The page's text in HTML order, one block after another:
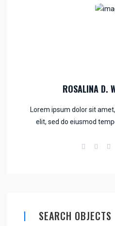
ROSALINA D.
Lorem ipsum dolor sit
elit, sed do eiusmod
SEARCH OBJECTS